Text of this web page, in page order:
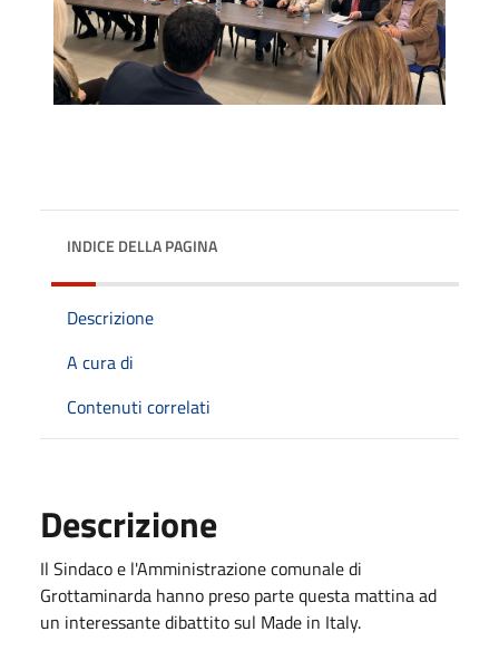
INDICE DELLA PAGINA
Descrizione
A cura di
Contenuti correlati
Descrizione
Il Sindaco e l'Amministrazione comunale di
Grottaminarda hanno preso parte questa mattina ad
un interessante dibattito sul Made in Italy.